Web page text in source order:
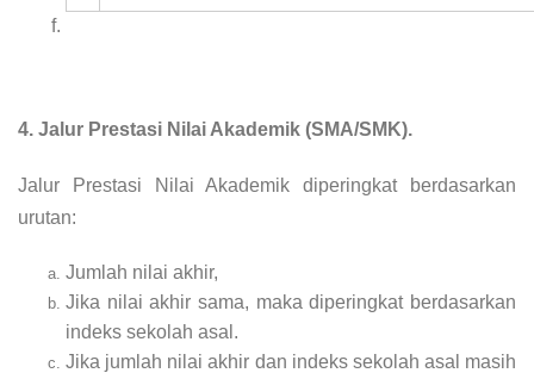
4. Jalur Prestasi Nilai Akademik (SMA/SMK).
Jalur Prestasi Nilai Akademik diperingkat berdasarkan
urutan:
Jumlah nilai akhir,
Jika nilai akhir sama, maka diperingkat berdasarkan
indeks sekolah asal.
Jika jumlah nilai akhir dan indeks sekolah asal masih